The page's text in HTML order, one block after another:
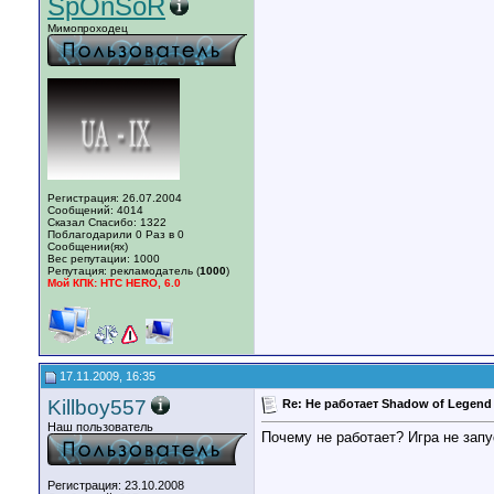
SpOnSoR
Мимопроходец
Регистрация: 26.07.2004
Сообщений: 4014
Сказал Спасибо: 1322
Поблагодарили 0 Раз в 0
Сообщении(ях)
Вес репутации: 1000
Репутация: рекламодатель (1000)
Мой КПК: HTC HERO, 6.0
17.11.2009, 16:35
Killboy557
Наш пользователь
Регистрация: 23.10.2008
Re: Не работает Shadow of Legend
Почему не работает? Игра не